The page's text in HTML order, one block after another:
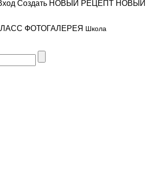
Создать НОВЫЙ РЕЦЕПТ НОВЫЙ
ФОТОГАЛЕРЕЯ Школа